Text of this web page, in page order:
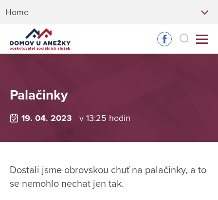
Home
Palačinky
19. 04. 2023 v 13:25 hodin
Dostali jsme obrovskou chuť na palačinky, a to
se nemohlo nechat jen tak.